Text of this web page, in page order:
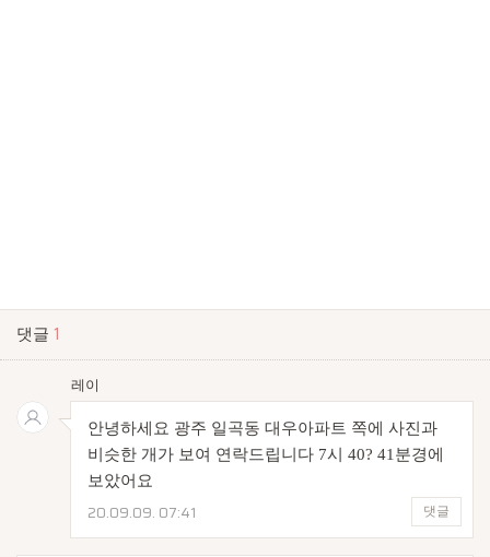
댓글 1
레이
안녕하세요 광주 일곡동 대우아파트 쪽에 사진과
비슷한 개가 보여 연락드립니다 7시 40? 41분경에
보았어요
20.09.09. 07:41 댓글